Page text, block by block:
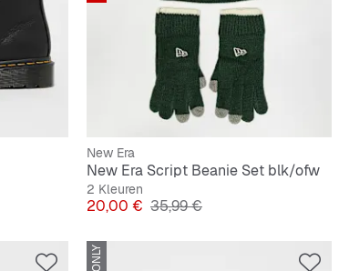
New Era
New Era Script Beanie Set blk/ofw
2 Kleuren
Prijs
20,00 € Originele Prijs
35,99 €